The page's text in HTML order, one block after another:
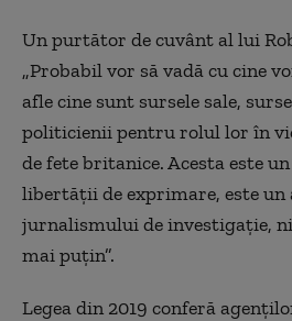
Un purtător de cuvânt al lui
„Probabil vor să vadă cu cine
afle cine sunt sursele sale,
politicienii pentru rolul lor în
de fete britanice. Acesta este
libertăţii de exprimare, este un
jurnalismului de investigaţie,
mai puţin”.
Legea din 2019 conferă